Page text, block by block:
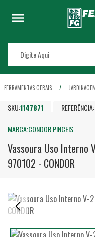
FERRAMENTAS GERAIS JARDINAGEM
SKU:1147871 REFERÊNCIA:
MARCA:CONDOR PINCEIS
Vassoura Uso Interno
970102 - CONDOR